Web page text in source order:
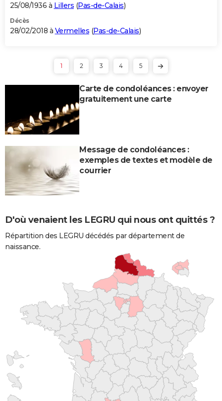
25/08/1936 à Lillers (Pas-de-Calais)
Décès
28/02/2018 à Vermelles (Pas-de-Calais)
1 2 3 4 5
Carte de condoléances : envoyer
gratuitement une carte
Message de condoléances :
exemples de textes et modèle de
courrier
D'où venaient les LEGRU qui nous ont quittés ?
Répartition des LEGRU décédés par département de
naissance.